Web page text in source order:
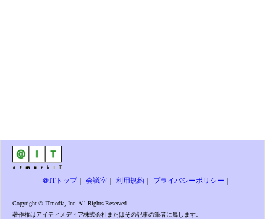
＠ITトップ｜ 会議室 利用規約 プライバシーポリシー
Copyright © ITmedia, Inc. All Rights Reserved.
著作権はアイティメディア株式会社またはその記事の筆者に属します。